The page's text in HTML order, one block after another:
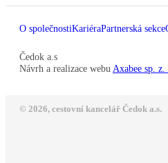
O společnostiKariéraPartnerská sekce
Čedok a.s
Návrh a realizace webu Axabee sp. z.
© 2026, cestovní kancelář Čedok a.s.